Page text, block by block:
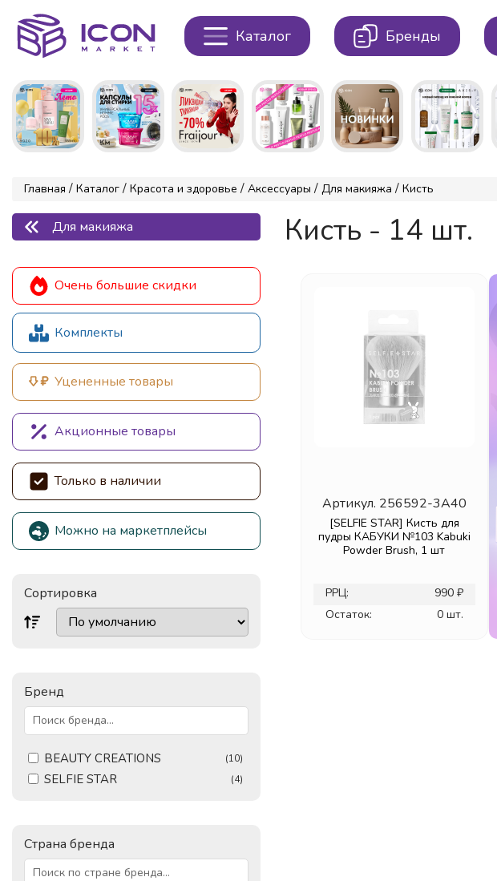
Каталог Бренды
Главная / Каталог / Красота и здоровье / Аксессуары / Для макияжа / Кисть
Для макияжа
Очень большие скидки
Комплекты
Уцененные товары
Акционные товары
Только в наличии
Можно на маркетплейсы
Сортировка
Бренд
BEAUTY CREATIONS (10)
SELFIE STAR (4)
Страна бренда
Кисть - 14 шт.
Артикул. 256592-3A40
[SELFIE STAR] Кисть для
пудры КАБУКИ №103 Kabuki
Powder Brush, 1 шт
РРЦ:
990 ₽
Остаток:
0 шт.